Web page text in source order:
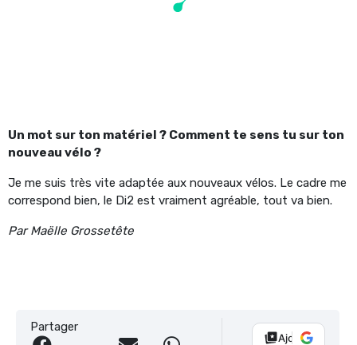
Un mot sur ton matériel ? Comment te sens tu sur ton
nouveau vélo ?
Je me suis très vite adaptée aux nouveaux vélos. Le cadre me
correspond bien, le Di2 est vraiment agréable, tout va bien.
Par Maëlle Grossetête
Partager
Ajouter Vélo